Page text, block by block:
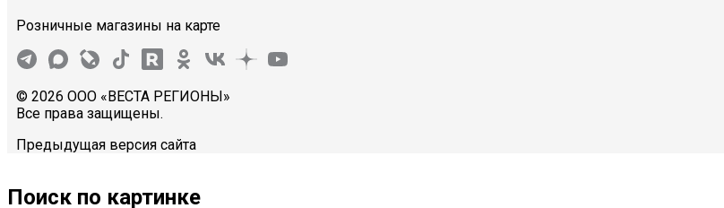
Розничные магазины на карте
© 2026 ООО «ВЕСТА РЕГИОНЫ»
Все права защищены.
Предыдущая версия сайта
Поиск по картинке